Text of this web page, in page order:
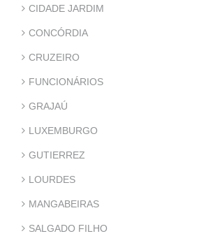
CIDADE JARDIM
CONCÓRDIA
CRUZEIRO
FUNCIONÁRIOS
GRAJAÚ
LUXEMBURGO
GUTIERREZ
LOURDES
MANGABEIRAS
SALGADO FILHO